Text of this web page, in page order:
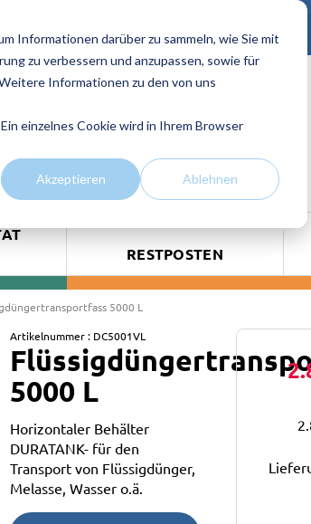
Informationen darüber zu sammeln, wie Sie mit
zu verbessern und anzupassen, sowie für
Informationen zu den von uns
einzelnes Cookie wird in Ihrem Browser
Akzeptieren Ablehnen
Kontaktieren Sie uns!
RESTPOSTEN
5000 L
Artikelnummer : DC5001VL
5000 L
Horizontaler Behälter
DURATANK- für den
Transport von Flüssigdünger,
Melasse, Wasser o.ä.